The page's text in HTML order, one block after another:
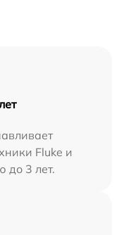
Fluke и
до 3 лет.